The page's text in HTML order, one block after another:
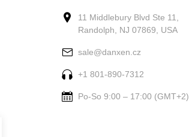
11 Middlebury Blvd Ste 11,
Randolph, NJ 07869, USA
sale@danxen.cz
+1 801-890-7312
Po-So 9:00 – 17:00 (GMT+2).